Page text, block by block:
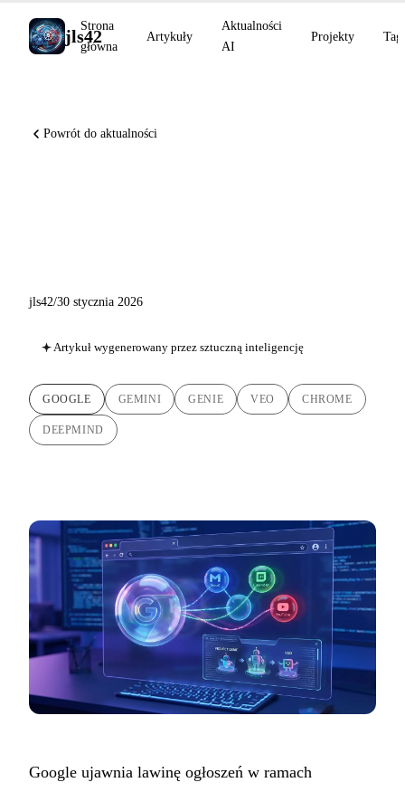
jls42
Strona
główna
Artykuły
Aktualności
AI
Projekty Tagi
Powrót do aktualności
jls42/30 stycznia 2026
Artykuł wygenerowany przez sztuczną inteligencję
GOOGLE GEMINI GENIE VEO CHROME
DEEPMIND
Google ujawnia lawinę ogłoszeń w ramach